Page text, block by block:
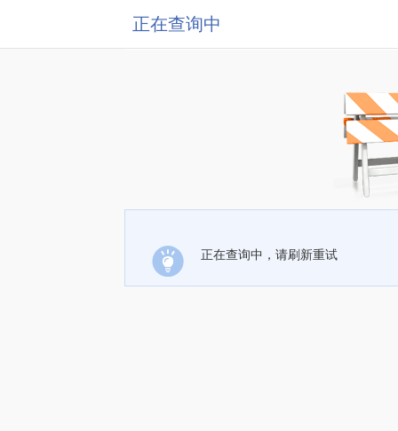
正在查询中
正在查询中，请刷新重试